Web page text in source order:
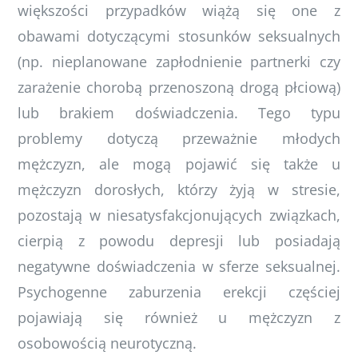
większości przypadków wiążą się one z
obawami dotyczącymi stosunków seksualnych
(np. nieplanowane zapłodnienie partnerki czy
zarażenie chorobą przenoszoną drogą płciową)
lub brakiem doświadczenia. Tego typu
problemy dotyczą przeważnie młodych
mężczyzn, ale mogą pojawić się także u
mężczyzn dorosłych, którzy żyją w stresie,
pozostają w niesatysfakcjonujących związkach,
cierpią z powodu depresji lub posiadają
negatywne doświadczenia w sferze seksualnej.
Psychogenne zaburzenia erekcji częściej
pojawiają się również u mężczyzn z
osobowością neurotyczną.